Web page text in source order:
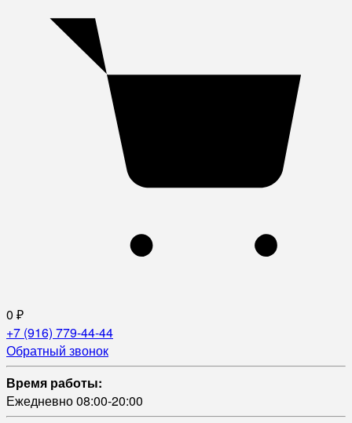
0 ₽
+7 (916) 779-44-44
Обратный звонок
Время работы:
Ежедневно 08:00-20:00